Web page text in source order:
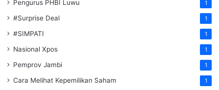
Pengurus PHBI Luwu 1
#Surprise Deal 1
#SIMPATI 1
Nasional Xpos 1
Pemprov Jambi 1
Cara Melihat Kepemilikan Saham 1